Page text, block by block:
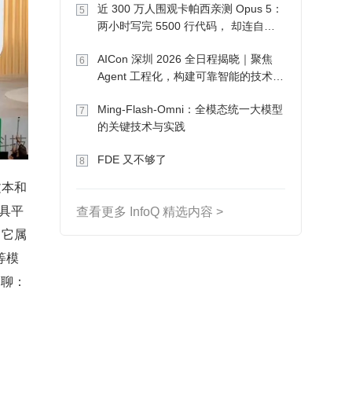
和
平
属
模
：
5
近 300 万人围观卡帕西亲测 Opus 5：
两小时写完 5500 行代码， 却连自己
6
AICon 深圳 2026 全日程揭晓｜聚焦
Agent 工程化，构建可靠智能的技术路
7
Ming-Flash-Omni：全模态统一大模型
的关键技术与实践
8 FDE 又不够了
查看更多 InfoQ 精选内容 >